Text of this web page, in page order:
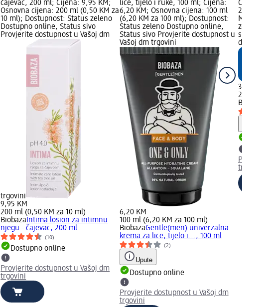
čajevac, 200 ml; Cijena: 9,95 KM;
Osnovna cijena: 200 ml (0,50 KM za
10 ml); Dostupnost: Status zeleno
Dostupno online, Status sivo
Provjerite dostupnost u Vašoj dm
trgovini
9,95 KM
200 ml (0,50 KM za 10 ml)
BiobazaIntima losion za intimnu
njegu - čajevac, 200 ml
(10)
Dostupno online
Provjerite dostupnost u Vašoj dm
trgovini
lice, tijelo i ruke, 100 ml; Cijena:
6,20 KM; Osnovna cijena: 100 ml
(6,20 KM za 100 ml); Dostupnost:
Status zeleno Dostupno online,
Status sivo Provjerite dostupnost u
Vašoj dm trgovini
6,20 KM
100 ml (6,20 KM za 100 ml)
BiobazaGentle(men) univerzalna
krema za lice, tijelo i..., 100 ml
(2)
Upute
Dostupno online
Provjerite dostupnost u Vašoj dm
trgovini
Cijena:
200 ml
Marka
zeleno
sivo
dm trgovini
3,85 KM
200 ml
Balea MEN
Provjerite
trgovini